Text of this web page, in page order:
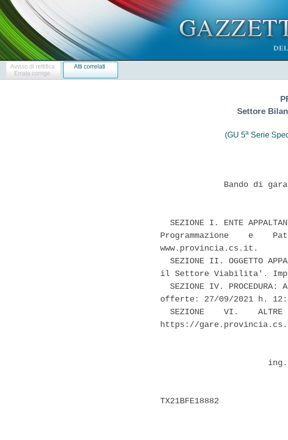
Avviso di rettifica
Errata corrige
Atti correlati
Settore
(GU 5aSerie
Bando di
SEZIONE I. ENTE
Programmazione    e
www.provincia.cs.it.
SEZIONE II. OGGETTO
il Settore Viabilita'.
SEZIONE IV. PROCEDURA:
offerte: 27/09/2021 h.
SEZIONE    VI.    ALTRE
https://